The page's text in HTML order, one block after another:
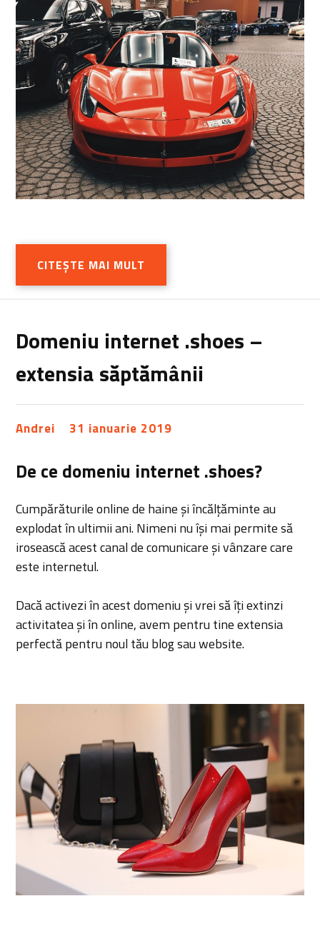
CITEȘTE MAI MULT
Domeniu internet .shoes –
extensia săptămânii
Andrei 31 ianuarie 2019
De ce domeniu internet .shoes?
Cumpărăturile online de haine și încălțăminte au
explodat în ultimii ani. Nimeni nu își mai permite să
irosească acest canal de comunicare și vânzare care
este internetul.
Dacă activezi în acest domeniu și vrei să îți extinzi
activitatea și în online, avem pentru tine extensia
perfectă pentru noul tău blog sau website.